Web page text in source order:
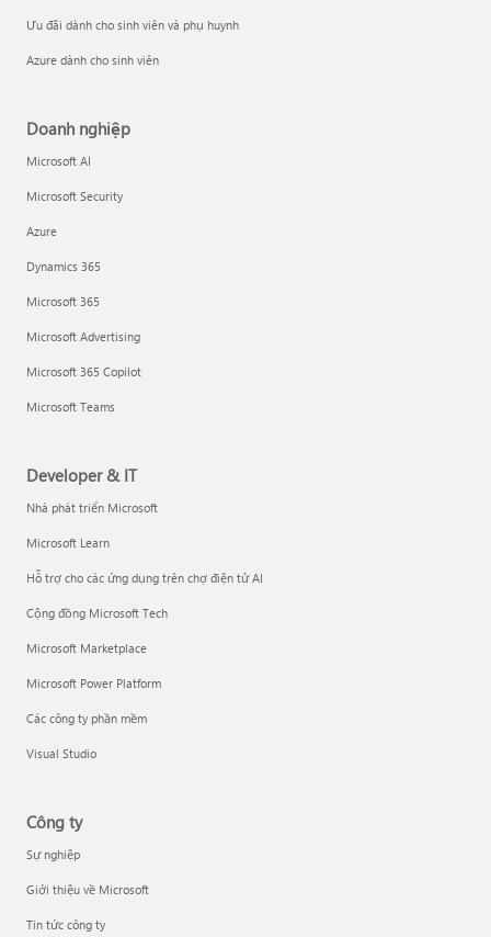
Ưu đãi dành cho sinh viên và phụ huynh
Azure dành cho sinh viên
Doanh nghiệp
Microsoft AI
Microsoft Security
Azure
Dynamics 365
Microsoft 365
Microsoft Advertising
Microsoft 365 Copilot
Microsoft Teams
Developer & IT
Nhà phát triển Microsoft
Microsoft Learn
Hỗ trợ cho các ứng dụng trên chợ điện tử AI
Cộng đồng Microsoft Tech
Microsoft Marketplace
Microsoft Power Platform
Các công ty phần mềm
Visual Studio
Công ty
Sự nghiệp
Giới thiệu về Microsoft
Tin tức công ty